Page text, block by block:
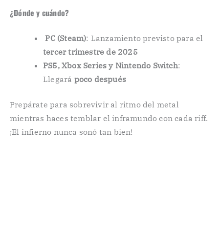
¿Dónde y cuándo? ️
PC (Steam): Lanzamiento previsto para el
tercer trimestre de 2025
PS5, Xbox Series y Nintendo Switch:
Llegará poco después
Prepárate para sobrevivir al ritmo del metal
mientras haces temblar el inframundo con cada riff.
¡El infierno nunca sonó tan bien!